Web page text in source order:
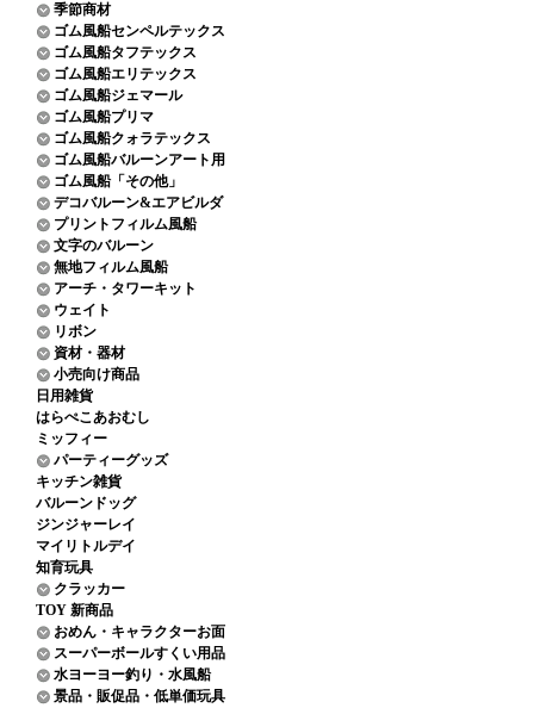
季節商材
ゴム風船センペルテックス
ゴム風船タフテックス
ゴム風船エリテックス
ゴム風船ジェマール
ゴム風船プリマ
ゴム風船クォラテックス
ゴム風船バルーンアート用
ゴム風船「その他」
デコバルーン&エアビルダ
プリントフィルム風船
文字のバルーン
無地フィルム風船
アーチ・タワーキット
ウェイト
リボン
資材・器材
小売向け商品
日用雑貨
はらぺこあおむし
ミッフィー
パーティーグッズ
キッチン雑貨
バルーンドッグ
ジンジャーレイ
マイリトルデイ
知育玩具
クラッカー
TOY 新商品
おめん・キャラクターお面
スーパーボールすくい用品
水ヨーヨー釣り・水風船
景品・販促品・低単価玩具